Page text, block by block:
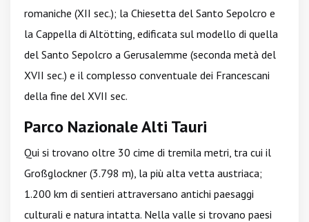
romaniche (XII sec.); la Chiesetta del Santo Sepolcro e
la Cappella di Altötting, edificata sul modello di quella
del Santo Sepolcro a Gerusalemme (seconda metà del
XVII sec.) e il complesso conventuale dei Francescani
della fine del XVII sec.
Parco Nazionale Alti Tauri
Qui si trovano oltre 30 cime di tremila metri, tra cui il
Großglockner (3.798 m), la più alta vetta austriaca;
1.200 km di sentieri attraversano antichi paesaggi
culturali e natura intatta. Nella valle si trovano paesi